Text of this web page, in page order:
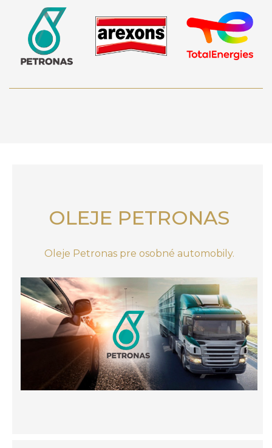
OLEJE PETRONAS
Oleje Petronas pre osobné automobily.